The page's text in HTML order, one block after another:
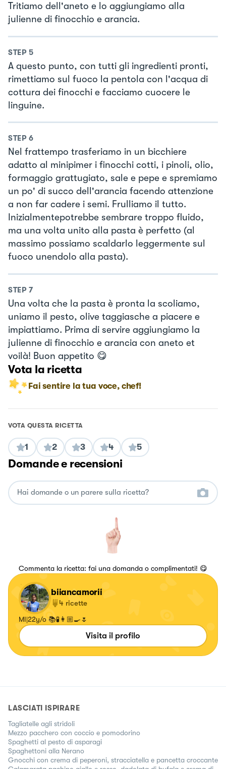
Tritiamo dell'aneto e lo aggiungiamo alla
julienne di finocchio e arancia.
STEP 5
A questo punto, con tutti gli ingredienti pronti,
rimettiamo sul fuoco la pentola con l'acqua di
cottura dei finocchi e facciamo cuocere le
linguine.
STEP 6
Nel frattempo trasferiamo in un bicchiere
adatto al minipimer i finocchi cotti, i pinoli, olio,
formaggio grattugiato, sale e pepe e spremiamo
un po' di succo dell'arancia facendo attenzione
a non far cadere i semi. Frulliamo il tutto.
Inizialmentepotrebbe sembrare troppo fluido,
ma una volta unito alla pasta è perfetto (al
massimo possiamo scaldarlo leggermente sul
fuoco unendolo alla pasta).
STEP 7
Una volta che la pasta è pronta la scoliamo,
uniamo il pesto, olive taggiasche a piacere e
impiattiamo. Prima di servire aggiungiamo la
julienne di finocchio e arancia con aneto et
voilà! Buon appetito 😋
Vota la ricetta
Fai sentire la tua voce, chef!
VOTA QUESTA RICETTA
1 2 3 4 5
Domande e recensioni
Commenta la ricetta: fai una domanda o complimentati! 😋
biiancamorii
4 ricette
MI|22y/o 📚🧪👩🏼‍🍳🌷
Visita il profilo
LASCIATI ISPIRARE
Tagliatelle agli stridoli
Mezzo pacchero con coccio e pomodorino
Spaghetti al pesto di asparagi
Spaghettoni alla Nerano
Gnocchi con crema di peperoni, stracciatella e pancetta croccante